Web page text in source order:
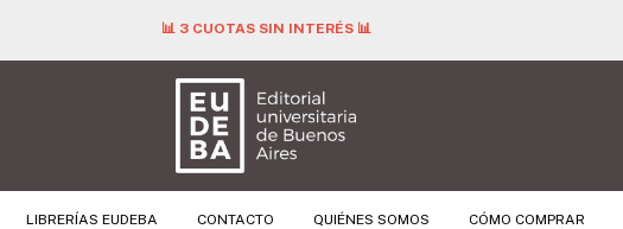
📊 3 CUOTAS SIN INTERÉS 📊
LIBRERÍAS EUDEBA CONTACTO QUIÉNES SOMOS CÓMO COMPRAR